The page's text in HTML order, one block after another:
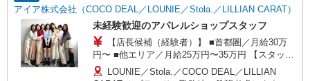
アイア株式会社（COCO DEAL／LOUNIE／Stola.／LILLIAN CARAT）
未経験歓迎のアパレルショップスタッフ
【店長候補（経験者）】 ■首都圏／月給30万
円〜 ■他エリア／月給25万円〜35万円 【スタッ
フ】 ■首都圏／月給24万3,800円〜40万円 ■大阪／
LOUNIE／Stola.／COCO DEAL／LILLIAN